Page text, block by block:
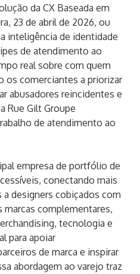
da CX Baseada em
23 de abril de 2026, ou
inteligência de identidade
de atendimento ao
real sobre com quem
os comerciantes a priorizar
abusadores reincidentes e
Rue Gilt Groupe
de atendimento ao
empresa de portfólio de
conectando mais
designers cobiçados com
marcas complementares,
tecnologia e
para apoiar
de marca e inspirar
abordagem ao varejo traz